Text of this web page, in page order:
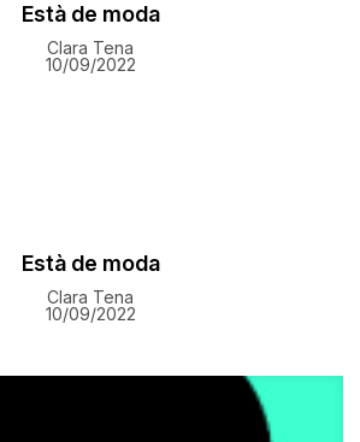
Està de moda
Clara Tena
10/09/2022
Està de moda
Clara Tena
10/09/2022